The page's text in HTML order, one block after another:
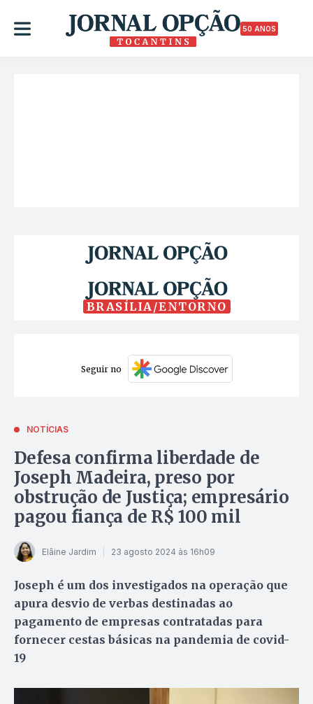
50 ANOS
BRASÍLIA/ENTORNO
Seguir no
NOTÍCIAS
Defesa confirma liberdade de
Joseph Madeira, preso por
obstrução de Justiça; empresário
pagou fiança de R$ 100 mil
Elâine Jardim 23 agosto 2024 às 16h09
Joseph é um dos investigados na operação que
apura desvio de verbas destinadas ao
pagamento de empresas contratadas para
fornecer cestas básicas na pandemia de covid-
19